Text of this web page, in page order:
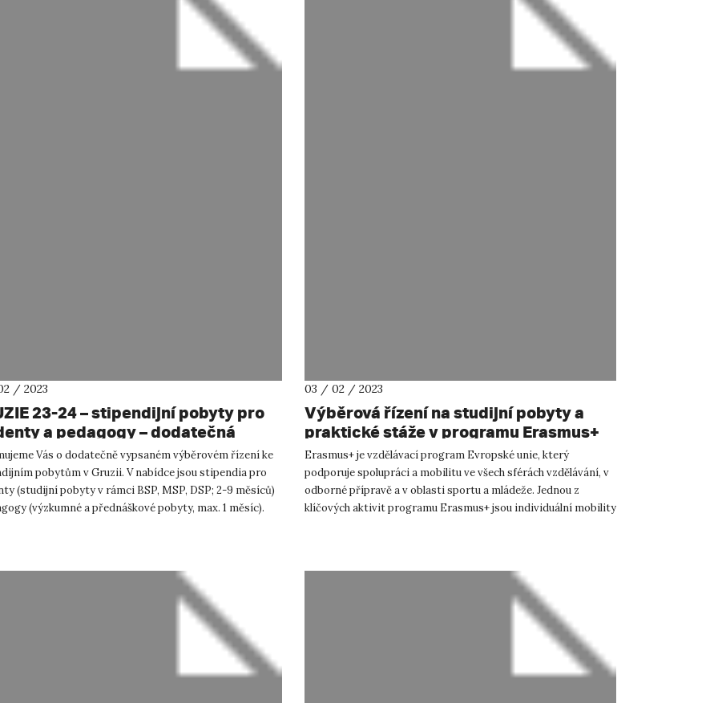
/ 2023
23-24 – stipendijní pobyty pro
a pedagogy – dodatečná
řízení
Vás o dodatečně vypsaném výběrovém řízení ke
pobytům v Gruzii. V nabídce jsou stipendia pro
(studijní pobyty v rámci BSP, MSP, DSP; 2-9 měsíců)
(výzkumné a přednáškové pobyty, max. 1 měsíc).
03 / 02 / 2023
Výběrová řízení na studijní pobyty a
praktické stáže v programu Erasmus+
v zimním semestru akad. roku 2023/24
Erasmus+ je vzdělávací program Evropské unie, který
podporuje spolupráci a mobilitu ve všech sférách vzdělávání, v
odborné přípravě a v oblasti sportu a mládeže. Jednou z
klíčových aktivit programu Erasmus+ jsou individuální mobility